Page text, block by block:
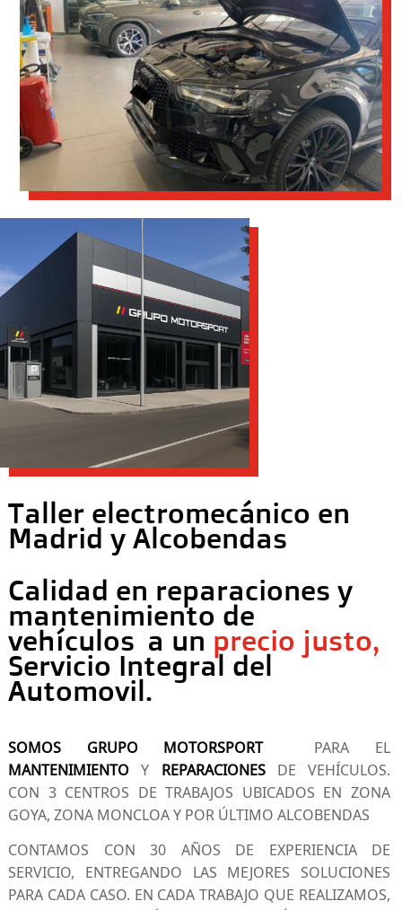
Taller electromecánico en
Madrid y Alcobendas
Calidad en reparaciones y
mantenimiento de
vehículos a un precio justo,
Servicio Integral del
Automovil.
SOMOS GRUPO MOTORSPORT
PARA EL
MANTENIMIENTO Y REPARACIONESDE VEHÍCULOS.
CON 3 CENTROS DE TRABAJOS UBICADOS EN ZONA
GOYA, ZONA MONCLOA Y POR ÚLTIMO ALCOBENDAS
CONTAMOS CON 30 AÑOS DE EXPERIENCIA DE
SERVICIO, ENTREGANDO LAS MEJORES SOLUCIONES
PARA CADA CASO. EN CADA TRABAJO QUE REALIZAMOS,